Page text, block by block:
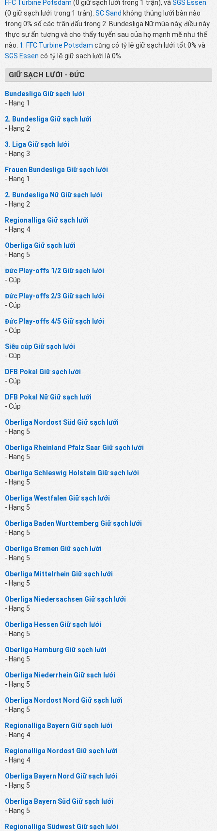
FFC Turbine Potsdam (0 giữ sạch lưới trong 1 trận), và SGS Essen
(0 giữ sạch lưới trong 1 trận). SC Sand không thủng lưới bàn nào
trong 0% số các trận đấu trong 2. Bundesliga Nữ mùa này, điều này
thực sự ấn tượng và cho thấy tuyến sau của họ mạnh mẽ như thế
nào. 1. FFC Turbine Potsdam cũng có tỷ lệ giữ sạch lưới tốt 0% và
SGS Essen có tỷ lệ giữ sạch lưới là 0%.
GIỮ SẠCH LƯỚI - ĐỨC
Bundesliga Giữ sạch lưới
- Hạng 1
2. Bundesliga Giữ sạch lưới
- Hạng 2
3. Liga Giữ sạch lưới
- Hạng 3
Frauen Bundesliga Giữ sạch lưới
- Hạng 1
2. Bundesliga Nữ Giữ sạch lưới
- Hạng 2
Regionalliga Giữ sạch lưới
- Hạng 4
Oberliga Giữ sạch lưới
- Hạng 5
Đức Play-offs 1/2 Giữ sạch lưới
- Cúp
Đức Play-offs 2/3 Giữ sạch lưới
- Cúp
Đức Play-offs 4/5 Giữ sạch lưới
- Cúp
Siêu cúp Giữ sạch lưới
- Cúp
DFB Pokal Giữ sạch lưới
- Cúp
DFB Pokal Nữ Giữ sạch lưới
- Cúp
Oberliga Nordost Süd Giữ sạch lưới
- Hạng 5
Oberliga Rheinland Pfalz Saar Giữ sạch lưới
- Hạng 5
Oberliga Schleswig Holstein Giữ sạch lưới
- Hạng 5
Oberliga Westfalen Giữ sạch lưới
- Hạng 5
Oberliga Baden Wurttemberg Giữ sạch lưới
- Hạng 5
Oberliga Bremen Giữ sạch lưới
- Hạng 5
Oberliga Mittelrhein Giữ sạch lưới
- Hạng 5
Oberliga Niedersachsen Giữ sạch lưới
- Hạng 5
Oberliga Hessen Giữ sạch lưới
- Hạng 5
Oberliga Hamburg Giữ sạch lưới
- Hạng 5
Oberliga Niederrhein Giữ sạch lưới
- Hạng 5
Oberliga Nordost Nord Giữ sạch lưới
- Hạng 5
Regionalliga Bayern Giữ sạch lưới
- Hạng 4
Regionalliga Nordost Giữ sạch lưới
- Hạng 4
Oberliga Bayern Nord Giữ sạch lưới
- Hạng 5
Oberliga Bayern Süd Giữ sạch lưới
- Hạng 5
Regionalliga Südwest Giữ sạch lưới